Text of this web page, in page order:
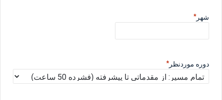
شهر *
دوره موردنظر *